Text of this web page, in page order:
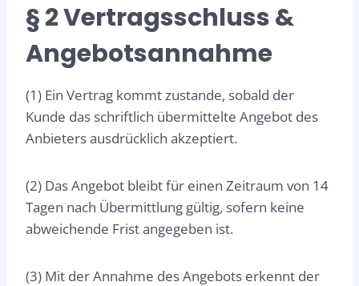
§ 2 Vertragsschluss &
Angebotsannahme
(1) Ein Vertrag kommt zustande, sobald der
Kunde das schriftlich übermittelte Angebot des
Anbieters ausdrücklich akzeptiert.
(2) Das Angebot bleibt für einen Zeitraum von 14
Tagen nach Übermittlung gültig, sofern keine
abweichende Frist angegeben ist.
(3) Mit der Annahme des Angebots erkennt der